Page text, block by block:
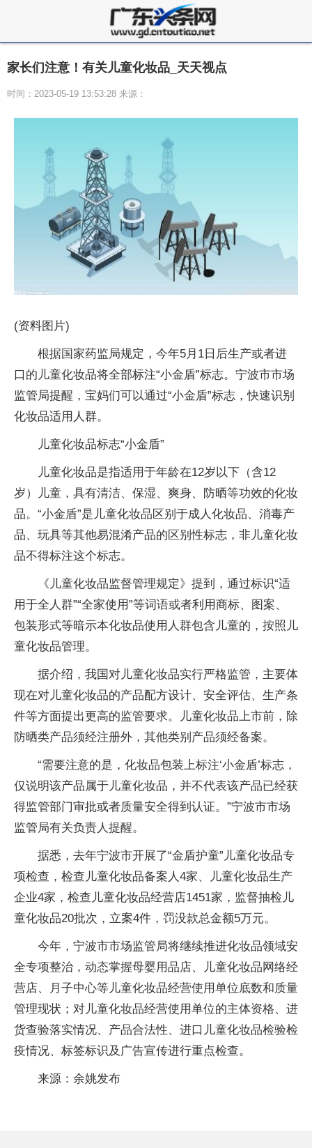
家长们注意！有关儿童化妆品_天天视点
时间：2023-05-19 13:53:28 来源：
(资料图片)
根据国家药监局规定，今年5月1日后生产或者进
口的儿童化妆品将全部标注“小金盾”标志。宁波市市场
监管局提醒，宝妈们可以通过“小金盾”标志，快速识别
化妆品适用人群。
儿童化妆品标志“小金盾”
儿童化妆品是指适用于年龄在12岁以下（含12
岁）儿童，具有清洁、保湿、爽身、防晒等功效的化妆
品。“小金盾”是儿童化妆品区别于成人化妆品、消毒产
品、玩具等其他易混淆产品的区别性标志，非儿童化妆
品不得标注这个标志。
《儿童化妆品监督管理规定》提到，通过标识“适
用于全人群”“全家使用”等词语或者利用商标、图案、
包装形式等暗示本化妆品使用人群包含儿童的，按照儿
童化妆品管理。
据介绍，我国对儿童化妆品实行严格监管，主要体
现在对儿童化妆品的产品配方设计、安全评估、生产条
件等方面提出更高的监管要求。儿童化妆品上市前，除
防晒类产品须经注册外，其他类别产品须经备案。
“需要注意的是，化妆品包装上标注‘小金盾’标志，
仅说明该产品属于儿童化妆品，并不代表该产品已经获
得监管部门审批或者质量安全得到认证。”宁波市市场
监管局有关负责人提醒。
据悉，去年宁波市开展了“金盾护童”儿童化妆品专
项检查，检查儿童化妆品备案人4家、儿童化妆品生产
企业4家，检查儿童化妆品经营店1451家，监督抽检儿
童化妆品20批次，立案4件，罚没款总金额5万元。
今年，宁波市市场监管局将继续推进化妆品领域安
全专项整治，动态掌握母婴用品店、儿童化妆品网络经
营店、月子中心等儿童化妆品经营使用单位底数和质量
管理现状；对儿童化妆品经营使用单位的主体资格、进
货查验落实情况、产品合法性、进口儿童化妆品检验检
疫情况、标签标识及广告宣传进行重点检查。
来源：余姚发布